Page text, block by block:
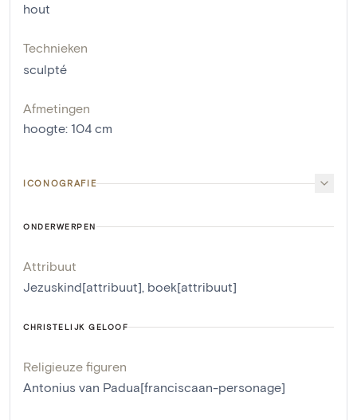
hout
Technieken
sculpté
Afmetingen
hoogte: 104 cm
ICONOGRAFIE
ONDERWERPEN
Attribuut
Jezuskind[attribuut], boek[attribuut]
CHRISTELIJK GELOOF
Religieuze figuren
Antonius van Padua[franciscaan-personage]